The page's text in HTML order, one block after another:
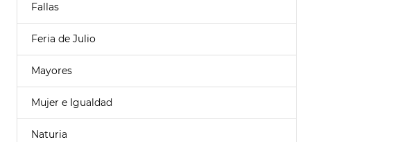
Fallas
Feria de Julio
Mayores
Mujer e Igualdad
Naturia